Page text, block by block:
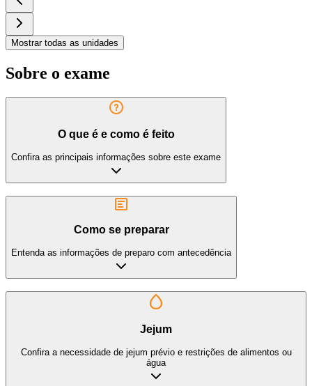
Mostrar todas as unidades
Sobre o exame
O que é e como é feito
Confira as principais informações sobre este exame
Como se preparar
Entenda as informações de preparo com antecedência
Jejum
Confira a necessidade de jejum prévio e restrições de alimentos ou
água